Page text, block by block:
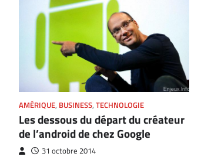
AMÉRIQUE, BUSINESS, TECHNOLOGIE
Les dessous du départ du créateur
de l’android de chez Google
31 octobre 2014